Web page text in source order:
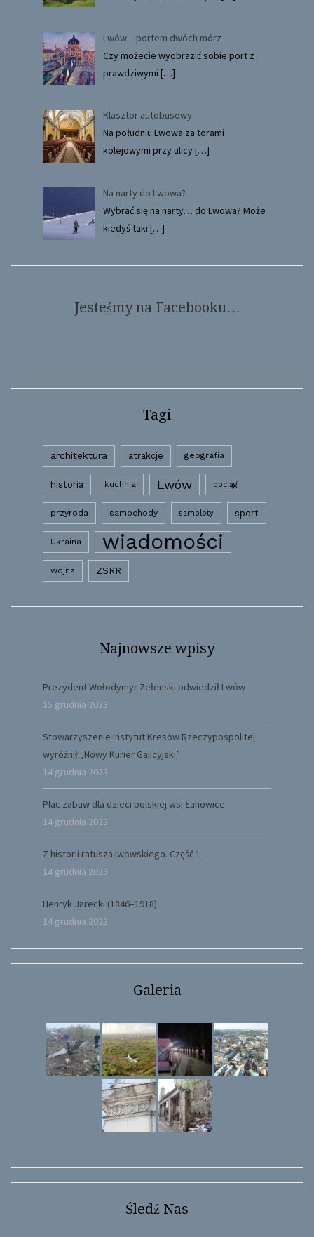
Lwów – portem dwóch mórz
Czy możecie wyobrazić sobie port z
prawdziwymi […]
Klasztor autobusowy
Na południu Lwowa za torami
kolejowymi przy ulicy[…]
Na narty do Lwowa?
Wybrać się na narty… do Lwowa? Może
kiedyś taki […]
Jesteśmy na Facebooku…
Tagi
architektura atrakcje geografia
historia kuchnia Lwów pociąg
przyroda samochody samoloty sport
Ukraina wiadomości
wojna ZSRR
Najnowsze wpisy
Prezydent Wołodymyr Zełenski odwiedził Lwów
15 grudnia 2023
Stowarzyszenie Instytut Kresów Rzeczypospolitej
wyróżnił „Nowy Kurier Galicyjski”
14 grudnia 2023
Plac zabaw dla dzieci polskiej wsi Łanowice
14 grudnia 2023
Z historii ratusza lwowskiego. Część 1
14 grudnia 2023
Henryk Jarecki (1846–1918)
14 grudnia 2023
Galeria
Śledź Nas